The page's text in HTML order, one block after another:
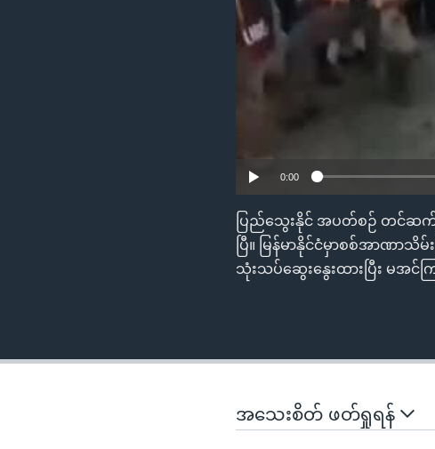
0:00
ပြည်သွေးနိုင် အပတ်စဉ် တင်ဆက်န
ပြီ။ မြန်မာနိုင်ငံမှာစစ်အာ
သုံးသပ်ဆွေးနွေးထားပြီး မအ
အသေးစိတ် ဖတ်ရှုရန်